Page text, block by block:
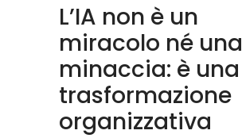
L’IA non è un
miracolo né una
minaccia: è una
trasformazione
organizzativa